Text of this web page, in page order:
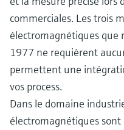
commerciales. Les trois
électromagnétiques que
1977 ne requièrent
permettent une
vos process.
Dans le domaine
électromagnétiques